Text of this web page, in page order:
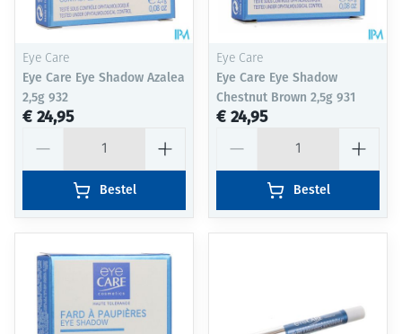
Eye Care
Eye Care Eye Shadow Azalea
2,5g 932
€ 24,95
Bestel
Eye Care
Eye Care Eye Shadow
Chestnut Brown 2,5g 931
€ 24,95
Bestel